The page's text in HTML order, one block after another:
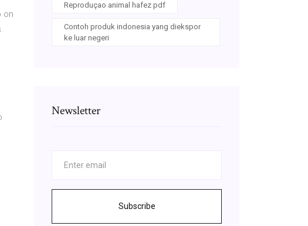
on
Reproduçao animal hafez pdf
Contoh produk indonesia yang diekspor
ke luar negeri
Newsletter
Subscribe